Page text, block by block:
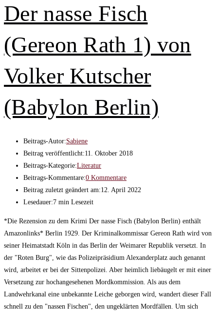
Der nasse Fisch
(Gereon Rath 1) von
Volker Kutscher
(Babylon Berlin)
Beitrags-Autor:Sabiene
Beitrag veröffentlicht:11. Oktober 2018
Beitrags-Kategorie:Literatur
Beitrags-Kommentare:0 Kommentare
Beitrag zuletzt geändert am:12. April 2022
Lesedauer:7 min Lesezeit
*Die Rezension zu dem Krimi Der nasse Fisch (Babylon Berlin) enthält
Amazonlinks* Berlin 1929. Der Kriminalkommissar Gereon Rath wird von
seiner Heimatstadt Köln in das Berlin der Weimarer Republik versetzt. In
der "Roten Burg", wie das Polizeipräsidium Alexanderplatz auch genannt
wird, arbeitet er bei der Sittenpolizei. Aber heimlich liebäugelt er mit einer
Versetzung zur hochangesehenen Mordkommission. Als aus dem
Landwehrkanal eine unbekannte Leiche geborgen wird, wandert dieser Fall
schnell zu den "nassen Fischen", den ungeklärten Mordfällen. Um sich